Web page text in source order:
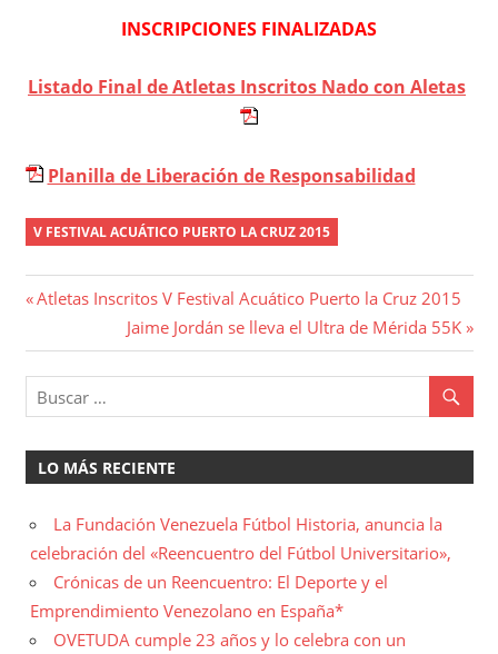
INSCRIPCIONES FINALIZADAS
Listado Final de Atletas Inscritos Nado con Aletas
Planilla de Liberación de Responsabilidad
V FESTIVAL ACUÁTICO PUERTO LA CRUZ 2015
Navegación
de
entradas
Entrada
Atletas Inscritos V Festival Acuático Puerto la Cruz 2015
Entrada
siguiente:
Jaime Jordán se lleva el Ultra de Mérida 55K
LO MÁS RECIENTE
La Fundación Venezuela Fútbol Historia, anuncia la
celebración del «Reencuentro del Fútbol Universitario»,
Crónicas de un Reencuentro: El Deporte y el
Emprendimiento Venezolano en España*
OVETUDA cumple 23 años y lo celebra con un